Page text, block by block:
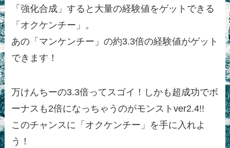
「強化合成」すると大量の経験値をゲットできる
「オクケンチー」。
あの「マンケンチー」の約3.3倍の経験値がゲット
できます！
万けんちーの3.3倍ってスゴイ！しかも超成功でボ
ーナスも2倍になっちゃうのがモンストver2.4!!
このチャンスに「オクケンチー」を手に入れよ
う！